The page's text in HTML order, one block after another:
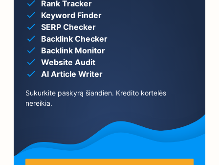
Rank Tracker
Keyword Finder
SERP Checker
Backlink Checker
Backlink Monitor
Website Audit
AI Article Writer
Sukurkite paskyrą šiandien. Kredito kortelės
nereikia.